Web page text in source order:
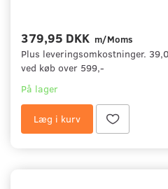
379,95 DKK m/Moms
Plus leveringsomkostninger.
ved køb over 599,-
På lager
Læg i kurv